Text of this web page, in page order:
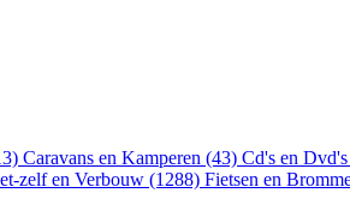
Caravans en Kamperen (43) Cd's en
zelf en Verbouw (1288) Fietsen en